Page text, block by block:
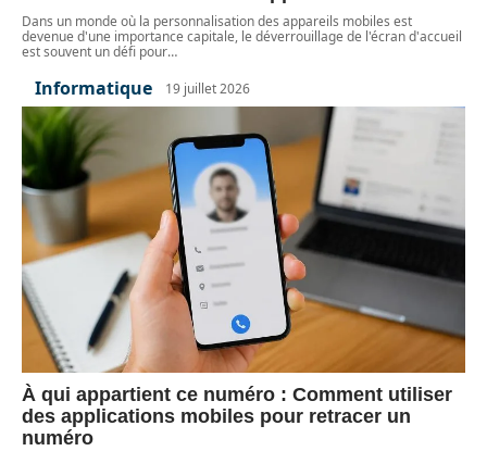
Dans un monde où la personnalisation des appareils mobiles est
devenue d'une importance capitale, le déverrouillage de l'écran d'accueil
est souvent un défi pour…
Informatique 19 juillet 2026
À qui appartient ce numéro : Comment utiliser
des applications mobiles pour retracer un
numéro